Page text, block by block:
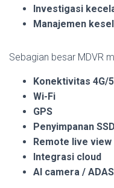
Investigasi
Manajemen
Sebagian besar MDVR
Konektivitas 4G/
Wi-Fi
GPS
Penyimpanan
Remote live view
Integrasi cloud
AI camera /